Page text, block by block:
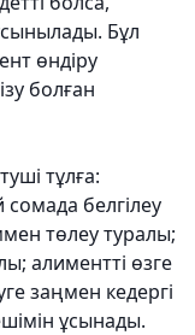
Бұл
өндіру
болған
тұлға:
белгілеу
төлеу туралы;
алиментті өзге
заңмен кедергі
ұсынады.